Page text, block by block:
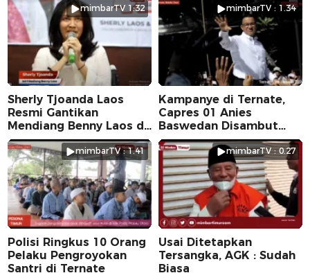
mimbarTV 1:32
Sherly Tjoanda Laos
Resmi Gantikan
Mendiang Benny Laos di
Pilkada 2024
mimbarTV : 1.34
Kampanye di Ternate,
Capres 01 Anies
Baswedan Disambut
Ribuan Warga
mimbarTV : 1.41
Polisi Ringkus 10 Orang
Pelaku Pengroyokan
Santri di Ternate
mimbarTV : 0.27
Usai Ditetapkan
Tersangka, AGK : Sudah
Biasa